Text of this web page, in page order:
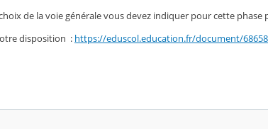
de la voie générale vous devez indiquer pour cette
disposition : https://eduscol.education.fr/document/